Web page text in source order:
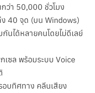
ว่า 50,000 ชั่วโมง
ง 40 จุด (บน Windows)
นได้หลายคนโดยไม่ดีเลย์
เซล พร้อมระบบ Voice
อบทิศทาง คลีนเสียง